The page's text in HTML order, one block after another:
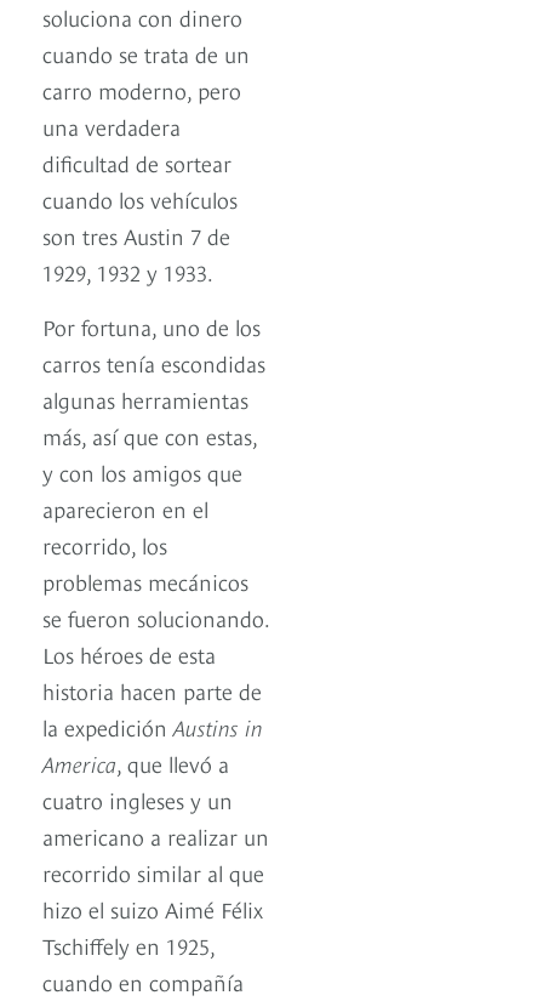
soluciona con dinero
cuando se trata de un
carro moderno, pero
una verdadera
dificultad de sortear
cuando los vehículos
son tres Austin 7 de
1929, 1932 y 1933.
Por fortuna, uno de los
carros tenía escondidas
algunas herramientas
más, así que con estas,
y con los amigos que
aparecieron en el
recorrido, los
problemas mecánicos
se fueron solucionando.
Los héroes de esta
historia hacen parte de
la expediciónAustins in
America, que llevó a
cuatro ingleses y un
americano a realizar un
recorrido similar al que
hizo el suizo Aimé Félix
Tschiffely en 1925,
cuando en compañía